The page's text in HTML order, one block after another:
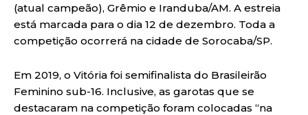
(atual campeão), Grêmio e Iranduba/AM. A estreia
está marcada para o dia 12 de dezembro. Toda a
competição ocorrerá na cidade de Sorocaba/SP.
Em 2019, o Vitória foi semifinalista do Brasileirão
Feminino sub-16. Inclusive, as garotas que se
destacaram na competição foram colocadas “na